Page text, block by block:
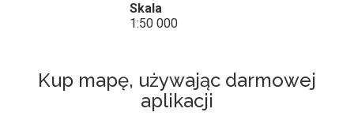
Skala
1:50 000
Kup mapę, używając darmowej
aplikacji